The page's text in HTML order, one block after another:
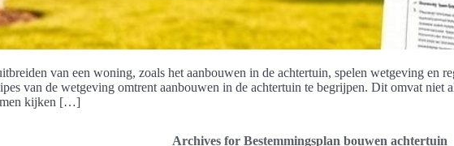
van een woning, zoals het aanbouwen in de achtertuin, spelen wetgeving en
van de wetgeving omtrent aanbouwen in de achtertuin te begrijpen. Dit omvat niet
kijken […]
Archives for Bestemmingsplan bouwen achtertuin